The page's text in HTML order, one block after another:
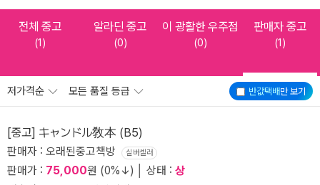
전체 중고
(1)
알라딘 중고
(0)
이 광활한 우주점
(0)
판매자 중고
(1)
반값택배만 보기
저가격순 모든 품질 등급
[중고] キャンドル敎本 (B5)
판매자 : 오래된중고책방 실버셀러
판매가 : 75,000원 (0%↓) │ 상태 : 상